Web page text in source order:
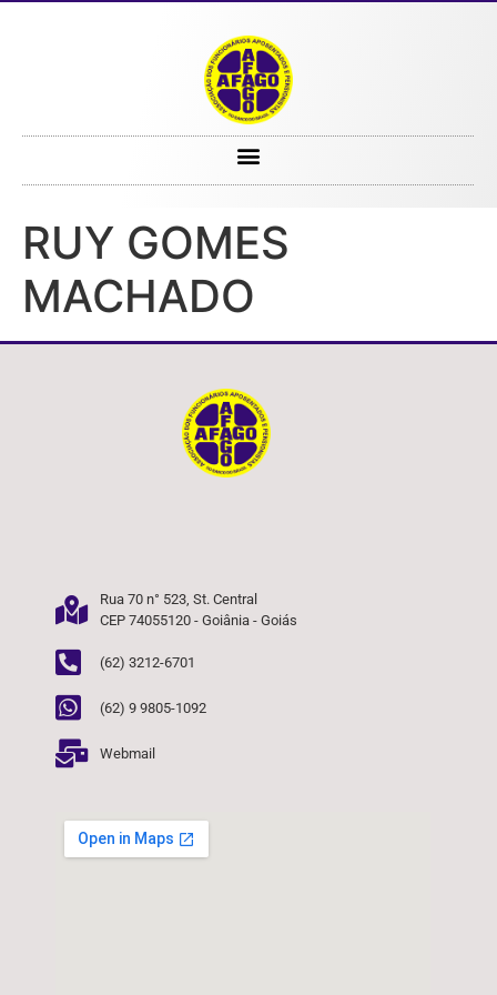
RUY GOMES
MACHADO
Rua 70 n° 523, St. Central
CEP 74055120 - Goiânia - Goiás
(62) 3212-6701
(62) 9 9805-1092
Webmail